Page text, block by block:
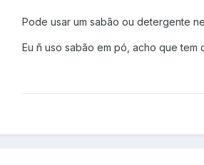
Pode usar um sabão ou detergente
Eu ñ uso sabão em pó, acho que tem